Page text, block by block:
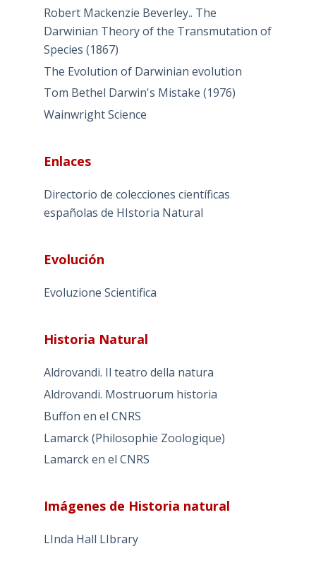
Robert Mackenzie Beverley.. The
Darwinian Theory of the Transmutation of
Species (1867)
The Evolution of Darwinian evolution
Tom Bethel Darwin's Mistake (1976)
Wainwright Science
Enlaces
Directorio de colecciones científicas
españolas de HIstoria Natural
Evolución
Evoluzione Scientifica
Historia Natural
Aldrovandi. Il teatro della natura
Aldrovandi. Mostruorum historia
Buffon en el CNRS
Lamarck (Philosophie Zoologique)
Lamarck en el CNRS
Imágenes de Historia natural
LInda Hall LIbrary